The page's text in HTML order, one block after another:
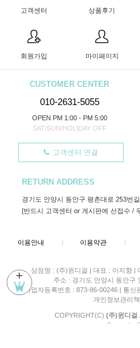
+
고객센터 상품후기
회원가입 마이페이지
CUSTOMER CENTER
010-2631-5055
OPEN PM 1:00 - PM 5:00
SAT/SUN/HOLIDAY OFF
고객센터 연결
RETURN ADDRESS
경기도 안양시 동안구 평촌대로 253번
[반드시 고객센터 or 게시판에 선접수 /
이용안내 이용약관
상점명 : (주)윈디걸 대표 : 이지향
주소 : 경기도 안양시 동안구
사업자등록번호 : 873-86-00246
통신
개인정보관리
COPYRIGHT(C) (주)윈디걸